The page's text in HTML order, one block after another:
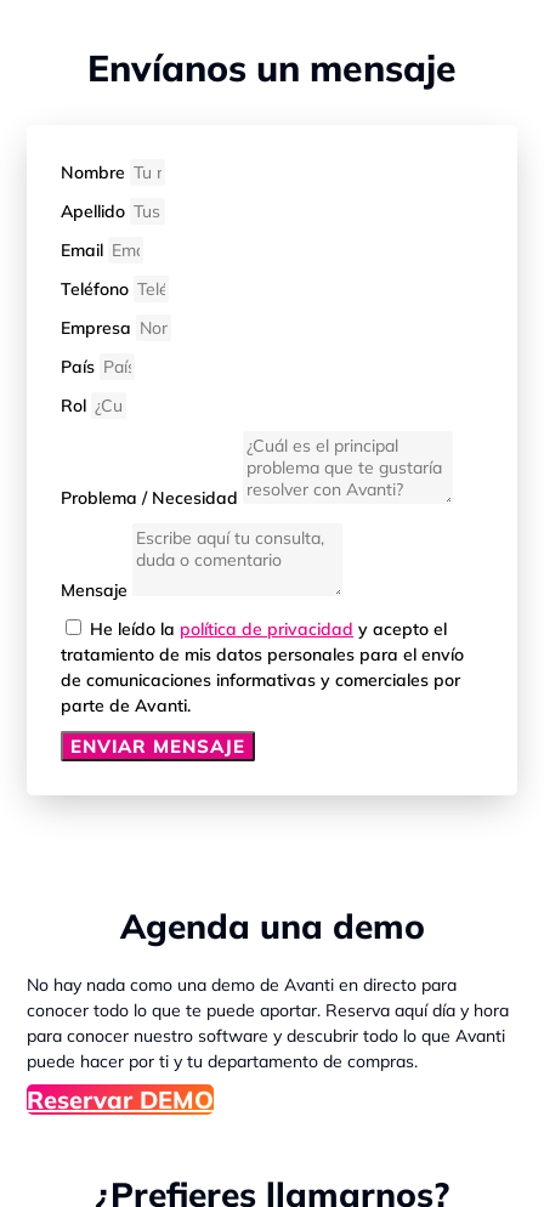
Envíanos un mensaje
Nombre
Apellido
Email
Teléfono
Empresa
País
Rol
Problema / Necesidad
Mensaje
He leído la política de privacidad y acepto el
tratamiento de mis datos personales para el envío
de comunicaciones informativas y comerciales por
parte de Avanti.
ENVIAR MENSAJE
Agenda una demo
No hay nada como una demo de Avanti en directo para
conocer todo lo que te puede aportar. Reserva aquí día y hora
para conocer nuestro software y descubrir todo lo que Avanti
puede hacer por ti y tu departamento de compras.
Reservar DEMO
¿Prefieres llamarnos?